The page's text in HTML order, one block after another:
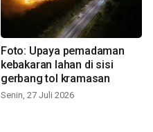
Foto: Upaya pemadaman
kebakaran lahan di sisi
gerbang tol kramasan
Senin, 27 Juli 2026